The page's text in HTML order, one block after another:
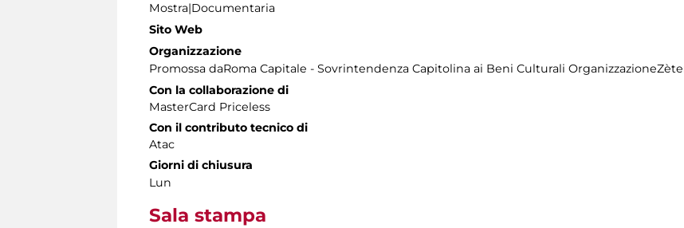
Mostra|Documentaria
Sito Web
Organizzazione
Promossa daRoma Capitale - Sovrintendenza Capitolina ai Beni Culturali
Con la collaborazione di
MasterCard Priceless
Con il contributo tecnico di
Atac
Giorni di chiusura
Lun
Sala stampa